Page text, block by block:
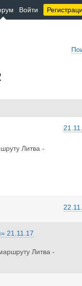
Войти
Литва -
21.11.17
Литва -